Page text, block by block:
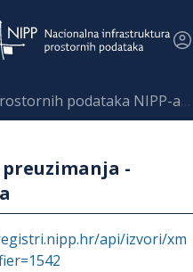
podataka NIPP-a
preuzimanja -
api/izvori/xm